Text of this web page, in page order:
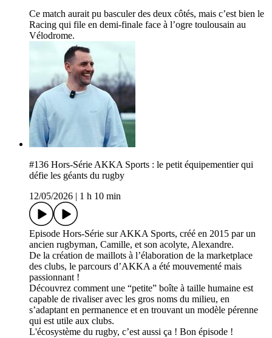
Ce match aurait pu basculer des deux côtés, mais c’est bien le
Racing qui file en demi-finale face à l’ogre toulousain au
Vélodrome.
#136 Hors-Série AKKA Sports : le petit équipementier qui
défie les géants du rugby
12/05/2026
1 h 10 min
Episode Hors-Série sur AKKA Sports, créé en 2015 par un
ancien rugbyman, Camille, et son acolyte, Alexandre.
De la création de maillots à l’élaboration de la marketplace
des clubs, le parcours d’AKKA a été mouvementé mais
passionnant !
Découvrez comment une “petite” boîte à taille humaine est
capable de rivaliser avec les gros noms du milieu, en
s’adaptant en permanence et en trouvant un modèle pérenne
qui est utile aux clubs.
L'écosystème du rugby, c’est aussi ça ! Bon épisode !